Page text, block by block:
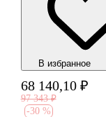
В избранноe
68 140,10 ₽
97 343 ₽
-30 %